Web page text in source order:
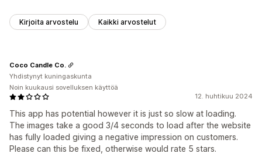
Kirjoita arvostelu Kaikki arvostelut
12. huhtikuu 2024
This app has potential however it is just so slow at loading.
The images take a good 3/4 seconds to load after the website
has fully loaded giving a negative impression on customers.
Please can this be fixed, otherwise would rate 5 stars.
Coco Candle Co.
Yhdistynyt kuningaskunta
Noin kuukausi sovelluksen käyttöä